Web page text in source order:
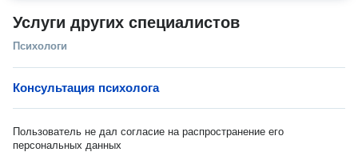
Услуги других специалистов
Психологи
Консультация психолога
Пользователь не дал согласие на распространение его
персональных данных